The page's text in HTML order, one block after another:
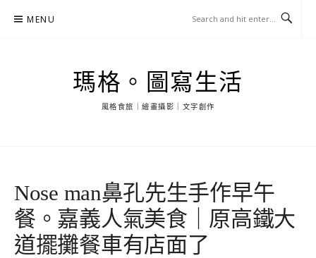
MENU
瑪格。圖寫生活
風格食旅｜繪畫攝影｜文字創作
Nose man鼻孔先生手作早午
餐。嘉義人氣美食｜原高鐵大
道擺攤餐車有店面了